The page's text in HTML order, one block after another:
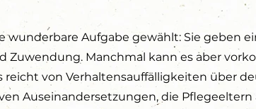
Aufgabe gewählt: Sie geben
Zuwendung. Manchmal kann es aber
von Verhaltensauffälligkeiten über
Auseinandersetzungen, die Pflegeeltern